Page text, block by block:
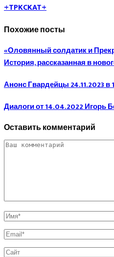
+TPKCKAT+
Похожие посты
«Оловянный солдатик и
История, рассказанная в
Анонс Гвардейцы 24.11.2023 в
Диалоги от 14.04.2022 Игорь
Оставить комментарий